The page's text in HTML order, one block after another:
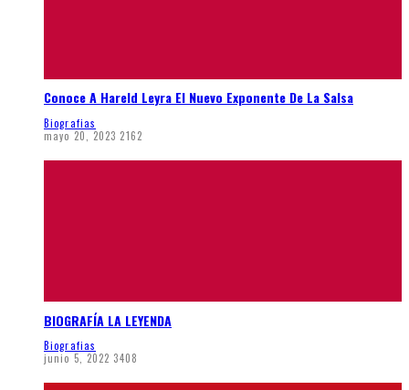
Conoce A Hareld Leyra El Nuevo Exponente De La Salsa
Biografias
mayo 20, 2023 2162
BIOGRAFÍA LA LEYENDA
Biografias
junio 5, 2022 3408